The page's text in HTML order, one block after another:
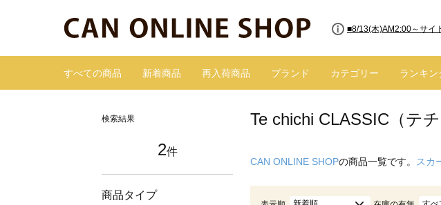
■8/13(木)AM2:00～サイ
すべての商品 新着商品 再入荷商品 ブランド カテゴリー ランキン
検索結果
2件
商品タイプ
Te chichi CLASSIC（テ
CAN ONLINE SHOPの商品一覧です。 スカ